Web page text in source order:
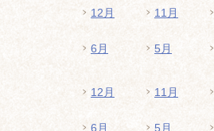
12月 11月
6月 5月
12月 11月
6月 5月